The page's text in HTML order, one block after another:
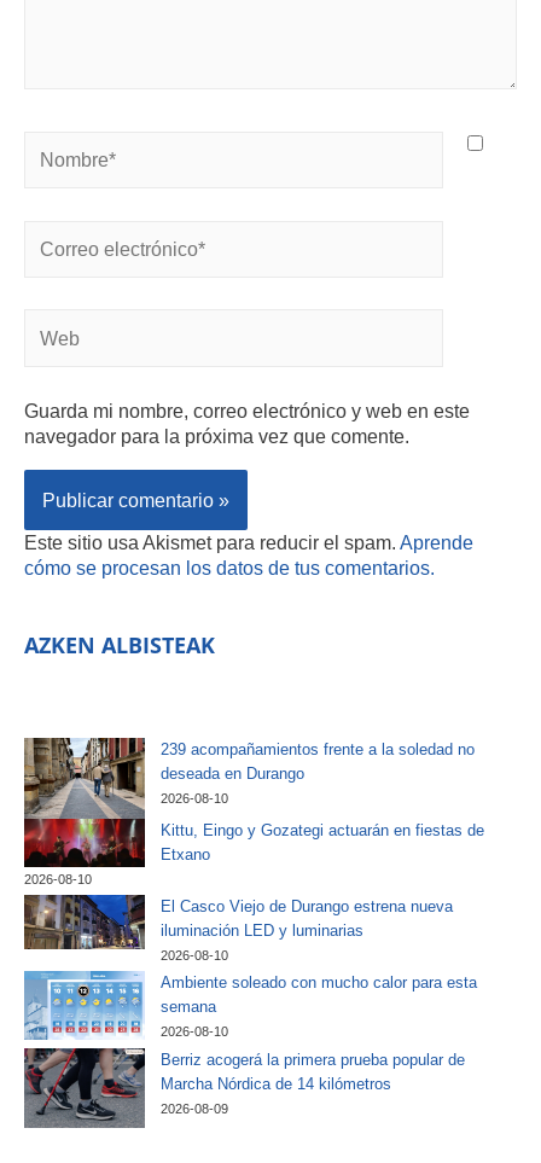
Guarda mi nombre, correo electrónico y web en este
navegador para la próxima vez que comente.
Este sitio usa Akismet para reducir el spam. Aprende
cómo se procesan los datos de tus comentarios.
AZKEN ALBISTEAK
239 acompañamientos frente a la soledad no
deseada en Durango
2026-08-10
Kittu, Eingo y Gozategi actuarán en fiestas de
Etxano
2026-08-10
El Casco Viejo de Durango estrena nueva
iluminación LED y luminarias
2026-08-10
Ambiente soleado con mucho calor para esta
semana
2026-08-10
Berriz acogerá la primera prueba popular de
Marcha Nórdica de 14 kilómetros
2026-08-09